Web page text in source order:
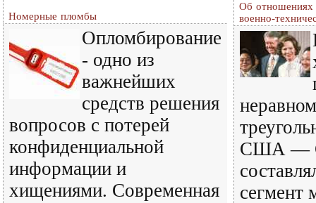
Номерные пломбы
Опломбирование
- одно из
важнейших
средств решения
вопросов с потерей
конфиденциальной
информации и
хищениями. Современная
Об
военно-
США —
сегмент